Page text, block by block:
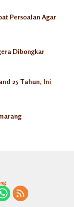
Persoalan Agar
Dibongkar
25 Tahun, Ini